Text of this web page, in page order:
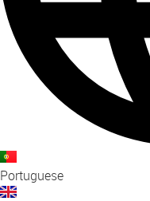
Portuguese